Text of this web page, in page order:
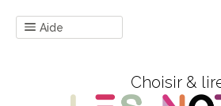
Aide
Choisir &